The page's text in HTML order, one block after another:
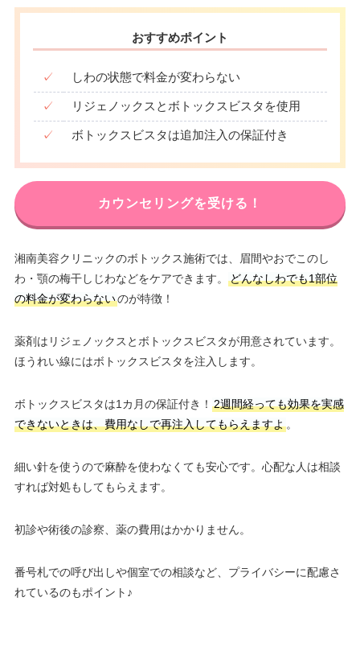
おすすめポイント
✓ しわの状態で料金が変わらない
✓ リジェノックスとボトックスビスタを使用
✓ ボトックスビスタは追加注入の保証付き
カウンセリングを受ける！
湘南美容クリニックのボトックス施術では、眉間やおでこのし
わ・顎の梅干しじわなどをケアできます。
どんなしわでも1部位
の料金が変わらないのが特徴！
薬剤はリジェノックスとボトックスビスタが用意されています。
ほうれい線にはボトックスビスタを注入します。
ボトックスビスタは1カ月の保証付き！ 2週間経っても効果を実感
できないときは、費用なしで再注入してもらえますよ。
細い針を使うので麻酔を使わなくても安心です。心配な人は相談
すれば対処もしてもらえます。
初診や術後の診察、薬の費用はかかりません。
番号札での呼び出しや個室での相談など、プライバシーに配慮さ
れているのもポイント♪